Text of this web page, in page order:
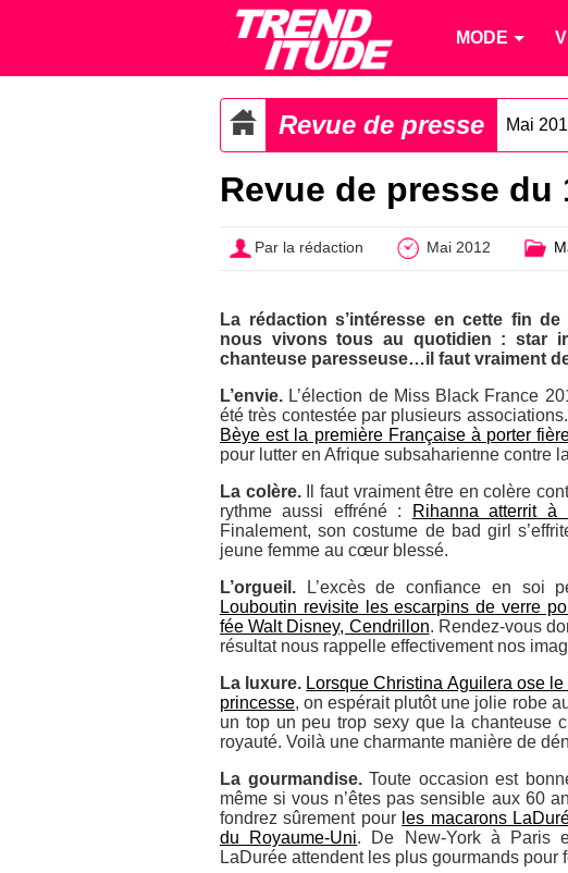
MODE
Revue de presse Mai
Revue de presse du
Par la rédaction Mai 2012
La rédaction s’intéresse en cette fin
nous vivons tous au quotidien : star
chanteuse paresseuse…il faut vraiment
L’envie. L’élection de Miss Black France
été très contestée par plusieurs
Bèye est la première Française à porter
pour lutter en Afrique subsaharienne contre
La colère.Il faut vraiment être en colère
rythme aussi effréné :
Rihanna atterrit à
Finalement, son costume de bad girl
jeune femme au cœur blessé.
L’orgueil. L’excès de confiance en soi
Louboutin revisite les escarpins de verre
fée Walt Disney, Cendrillon. Rendez-vous
résultat nous rappelle effectivement nos
La luxure. Lorsque Christina Aguilera ose
princesse, on espérait plutôt une jolie robe
un top un peu trop sexy que la chanteuse
royauté. Voilà une charmante manière de
La gourmandise.Toute occasion est
même si vous n’êtes pas sensible aux 60
fondrez sûrement pour les macarons
du Royaume-Uni. De New-York à Paris
LaDurée attendent les plus gourmands pour